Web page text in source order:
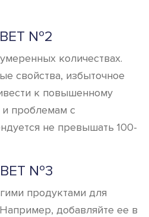
№2
количествах.
свойства, избыточное
к повышенному
проблемам с
не превышать 100-
№3
продуктами для
добавляйте ее в